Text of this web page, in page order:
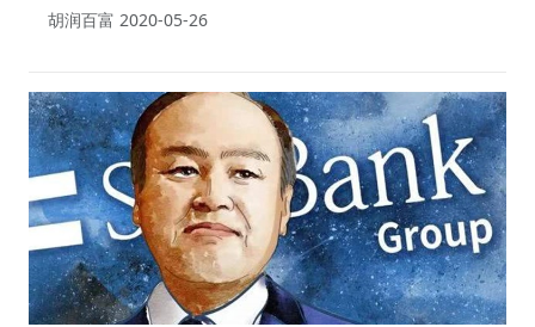
阿里股价则大跌5.87%，市值蒸发超2200亿人民币。
胡润百富 2020-05-26